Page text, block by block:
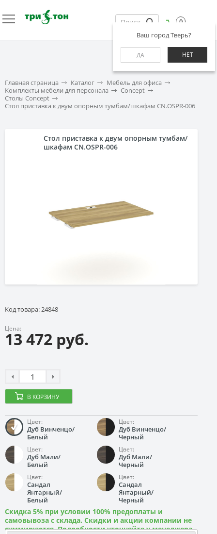
Ваш город Тверь?
ДА НЕТ
0
Главная страница Каталог
Мебель для офиса
Комплекты мебели для персонала
Concept
Столы Concept
Стол приставка к двум опорным тумбам/шкафам CN.OSPR-006
Стол приставка к двум опорным тумбам/
шкафам CN.OSPR-006
Код товара: 24848
Цена:
13 472 руб.
В КОРЗИНУ
Цвет:
Дуб Винченцо/
Белый
Цвет:
Дуб Винченцо/
Черный
Цвет:
Дуб Мали/
Белый
Цвет:
Дуб Мали/
Черный
Цвет:
Сандал
Янтарный/
Белый
Цвет:
Сандал
Янтарный/
Черный
Скидка 5% при условии 100% предоплаты и
самовывоза с склада. Скидки и акции компании не
суммируются. Подробности уточняйте у менеджера